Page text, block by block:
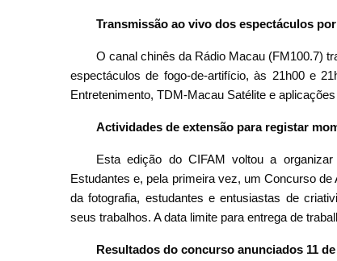
Transmissão ao vivo dos espectáculos
O canal chinês da Rádio Macau (FM100.7)
espectáculos de fogo-de-artifício, às 21h00 e
Entretenimento, TDM-Macau Satélite e
Actividades de extensão para registar
Esta edição do CIFAM voltou a
Estudantes e, pela primeira vez, um Concurso
da fotografia, estudantes e entusiastas de
seus trabalhos. A data limite para entrega de
Resultados do concurso anunciados 11